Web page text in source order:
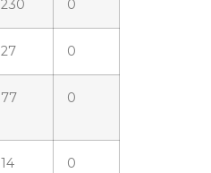
230 0
27 0
77 0
14 0